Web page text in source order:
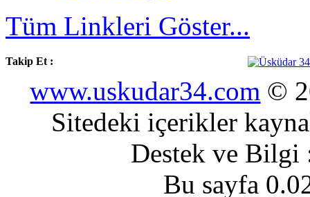
Tüm Linkleri Göster...
Takip Et :
www.uskudar34.com ©
Sitedeki içerikler
Destek ve
Bu sayfa